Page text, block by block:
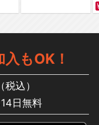
編～ カラー版
もOK！
込）
日無料